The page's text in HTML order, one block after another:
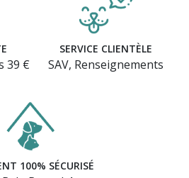
39 €
SERVICE CLIENTÈLE
SAV, Renseignements
100% SÉCURISÉ